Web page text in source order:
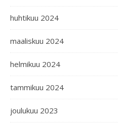
huhtikuu 2024
maaliskuu 2024
helmikuu 2024
tammikuu 2024
joulukuu 2023